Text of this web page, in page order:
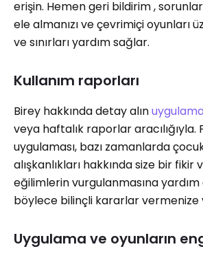
erişin. Hemen geri bildirim ,
ele almanızı ve çevrimiçi oyunları
ve sınırları yardım sağlar.
Kullanım raporları
Birey hakkında detay alın
veya haftalık raporlar aracılığıyla.
uygulaması, bazı zamanlarda
alışkanlıkları hakkında size bir fikir
eğilimlerin vurgulanmasına
böylece bilinçli kararlar vermenize
Uygulama ve oyunların